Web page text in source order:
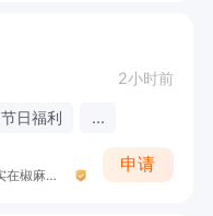
2小时前
节日福利 ...
洛阳市涧西区铨铨餐饮饭店（曹实在椒麻鱼.鱼杂火锅）
申请